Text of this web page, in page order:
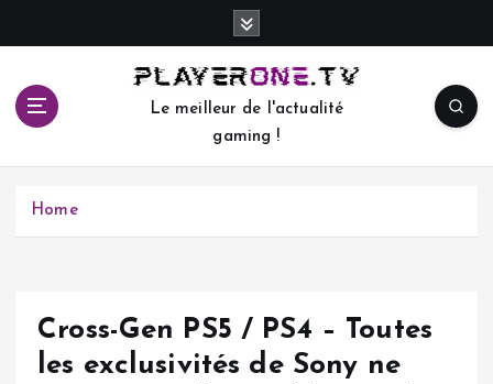
c
Le meilleur de l'actualité
gaming !
Home
Cross-Gen PS5 / PS4 – Toutes
les exclusivités de Sony ne